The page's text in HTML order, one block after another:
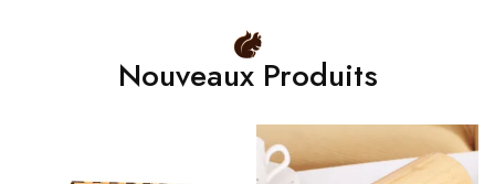
Nouveaux Produits